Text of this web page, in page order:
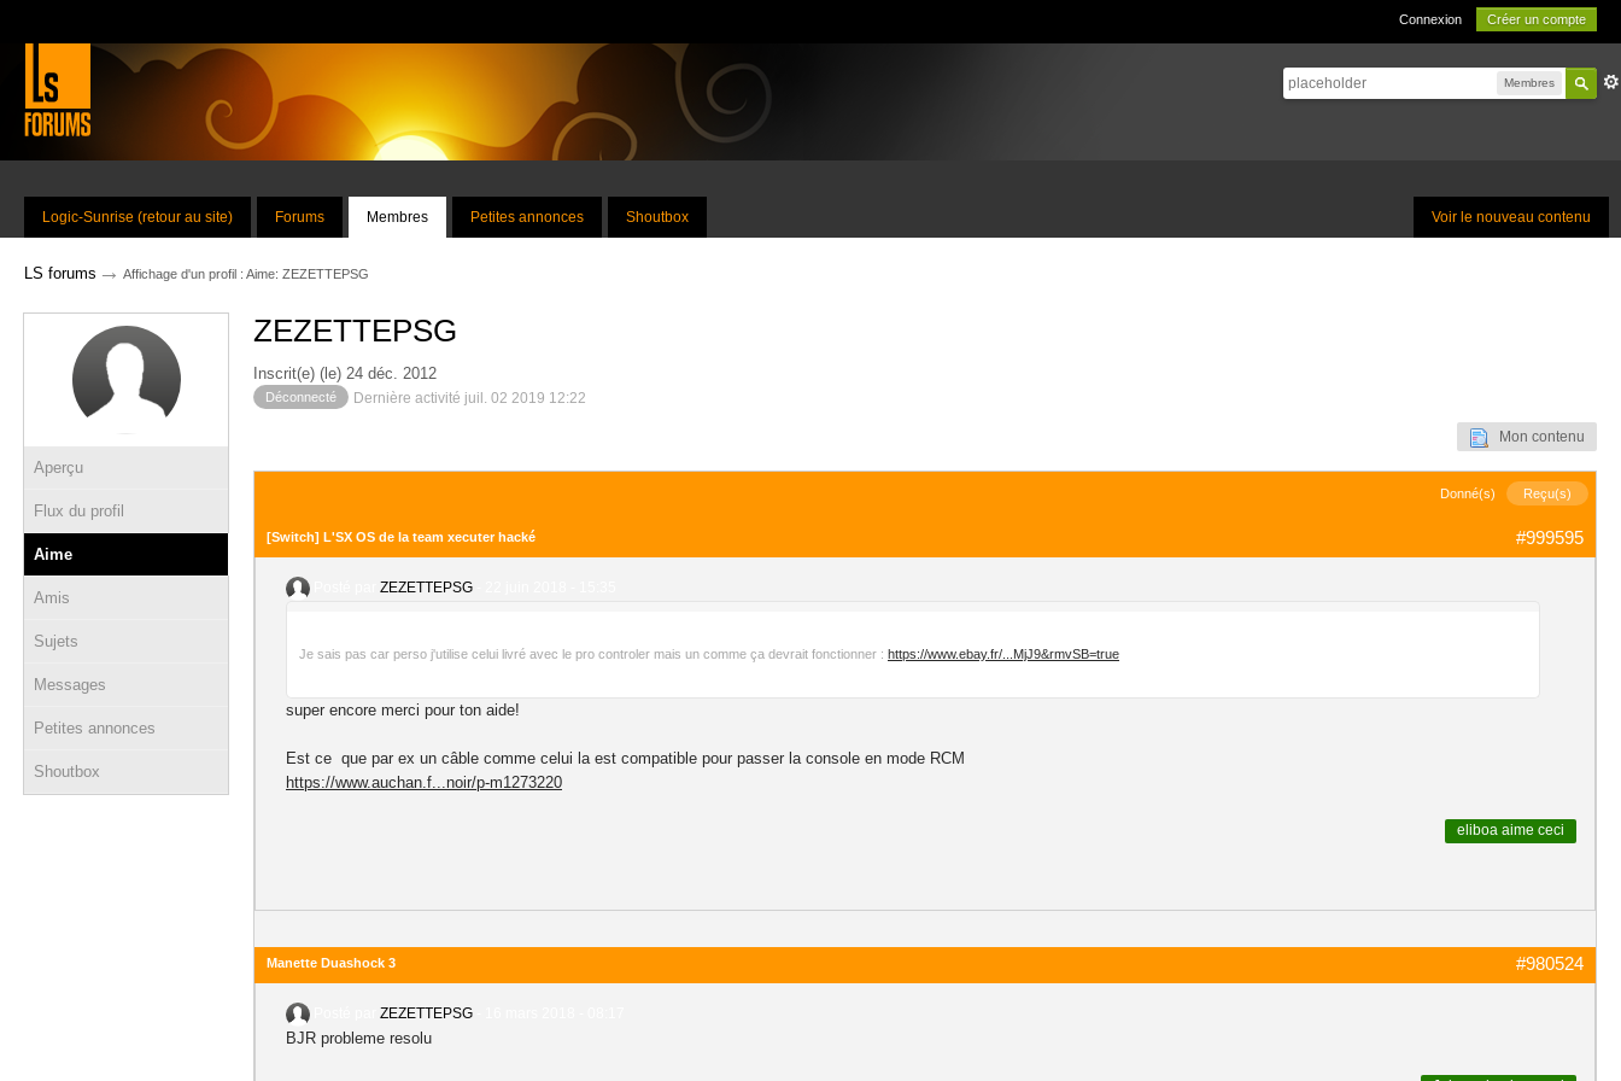
Connexion Créer un compte
Membres
Voir le nouveau contenu
Logic-Sunrise (retour au site) Forums Membres Petites annonces Shoutbox
LS forums → Affichage d'un profil : Aime: ZEZETTEPSG
Aperçu
Flux du profil
Aime
Amis
Sujets
Messages
Petites annonces
Shoutbox
ZEZETTEPSG
Inscrit(e) (le) 24 déc. 2012
Déconnecté Dernière activité juil. 02 2019 12:22
Mon contenu
Donné(s) Reçu(s)
#999595
[Switch] L'SX OS de la team xecuter hacké
ZEZETTEPSG
Je sais pas car perso j'utilise celui livré avec le pro controler mais un comme ça devrait fonctionner : https://www.ebay.fr/...MjJ9&rmvSB=true
super encore merci pour ton aide!
Est ce que par ex un câble comme celui la est compatible pour passer la console en mode RCM
https://www.auchan.f...noir/p-m1273220
eliboa aime ceci
#980524
Manette Duashock 3
ZEZETTEPSG
BJR probleme resolu